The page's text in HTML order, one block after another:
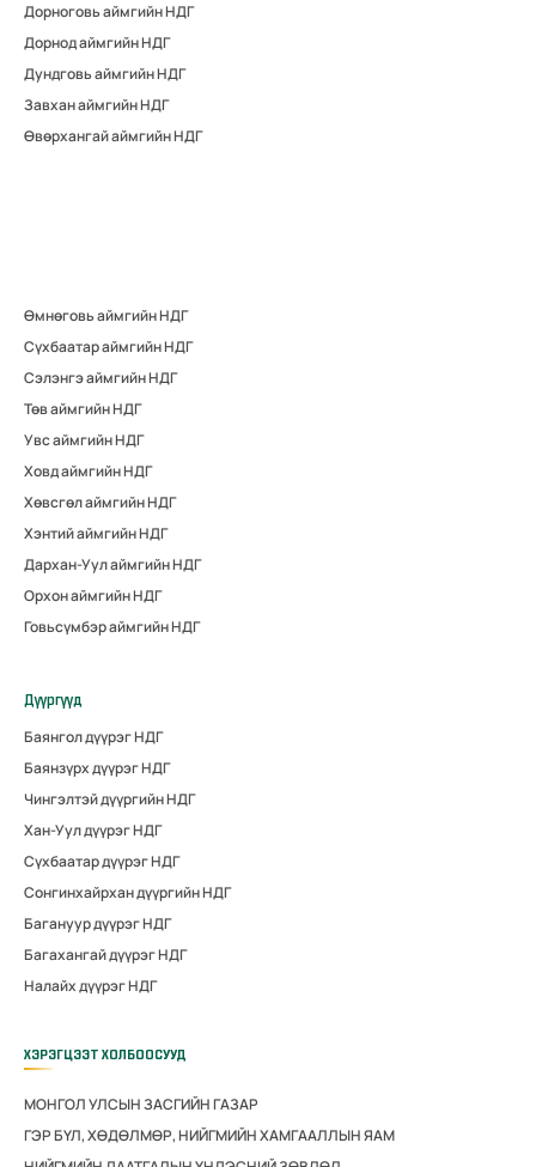
Дорноговь аймгийн НДГ
Дорнод аймгийн НДГ
Дундговь аймгийн НДГ
Завхан аймгийн НДГ
Өвөрхангай аймгийн НДГ
Өмнөговь аймгийн НДГ
Сүхбаатар аймгийн НДГ
Сэлэнгэ аймгийн НДГ
Төв аймгийн НДГ
Увс аймгийн НДГ
Ховд аймгийн НДГ
Хөвсгөл аймгийн НДГ
Хэнтий аймгийн НДГ
Дархан-Уул аймгийн НДГ
Орхон аймгийн НДГ
Говьсүмбэр аймгийн НДГ
Дүүргүүд
Баянгол дүүрэг НДГ
Баянзүрх дүүрэг НДГ
Чингэлтэй дүүргийн НДГ
Хан-Уул дүүрэг НДГ
Сүхбаатар дүүрэг НДГ
Сонгинхайрхан дүүргийн НДГ
Багануур дүүрэг НДГ
Багахангай дүүрэг НДГ
Налайх дүүрэг НДГ
ХЭРЭГЦЭЭТ ХОЛБООСУУД
МОНГОЛ УЛСЫН ЗАСГИЙН ГАЗАР
ГЭР БҮЛ, ХӨДӨЛМӨР, НИЙГМИЙН ХАМГААЛЛЫН ЯАМ